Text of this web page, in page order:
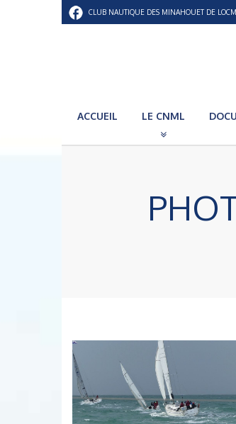
CLUB NAUTIQUE DES MINAHOUET DE
ACCUEIL LE CNML